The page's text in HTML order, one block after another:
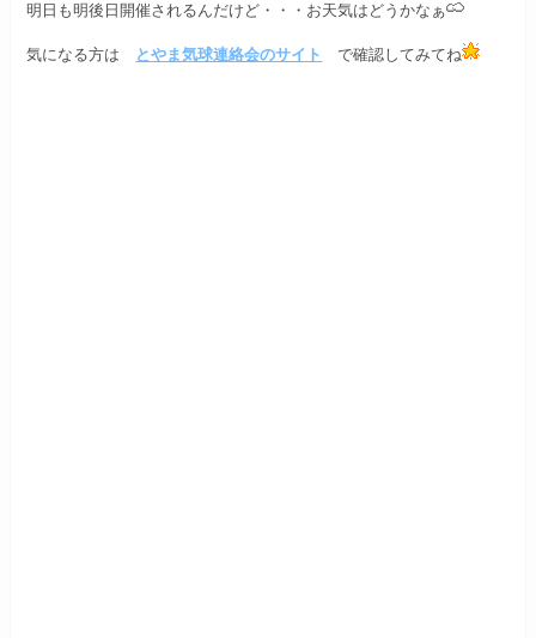
明日も明後日開催されるんだけど・・・ お天気はどうかなぁ
気になる方は とやま気球連絡会のサイト で確認してみてね